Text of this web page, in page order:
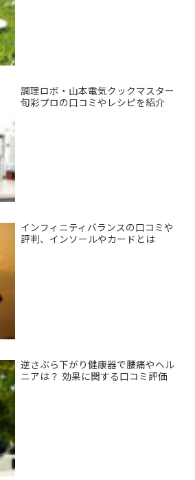
調理ロボ・山本電気クックマスター
旬彩プロの口コミやレシピを紹介
インフィニティバランスの口コミや
評判、インソールやカードとは
逆さぶら下がり健康器で腰痛やヘル
ニアは？ 効果に関する口コミ評価